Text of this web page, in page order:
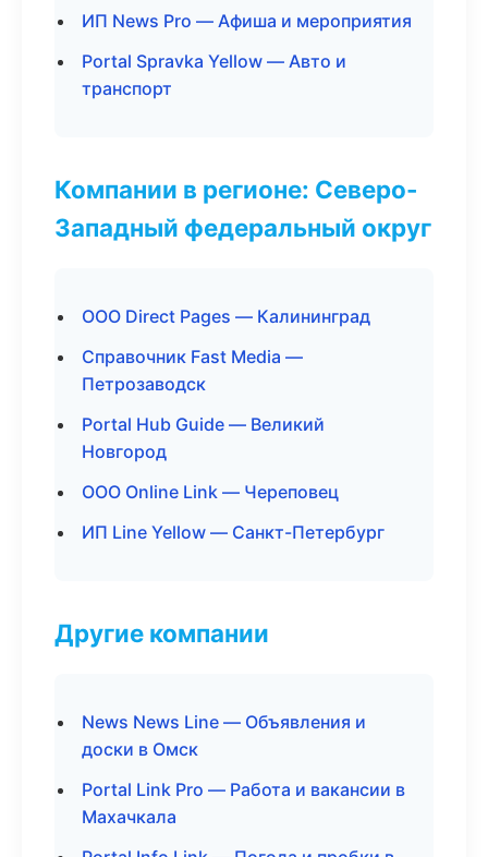
ИП News Pro — Афиша и мероприятия
Portal Spravka Yellow — Авто и
транспорт
Компании в регионе: Северо-
Западный федеральный округ
ООО Direct Pages — Калининград
Справочник Fast Media —
Петрозаводск
Portal Hub Guide — Великий
Новгород
ООО Online Link — Череповец
ИП Line Yellow — Санкт-Петербург
Другие компании
News News Line — Объявления и
доски в Омск
Portal Link Pro — Работа и вакансии в
Махачкала